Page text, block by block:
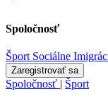
Spoločnosť
Šport Sociálne
Zaregistrovať sa
Spoločnosť | Šport